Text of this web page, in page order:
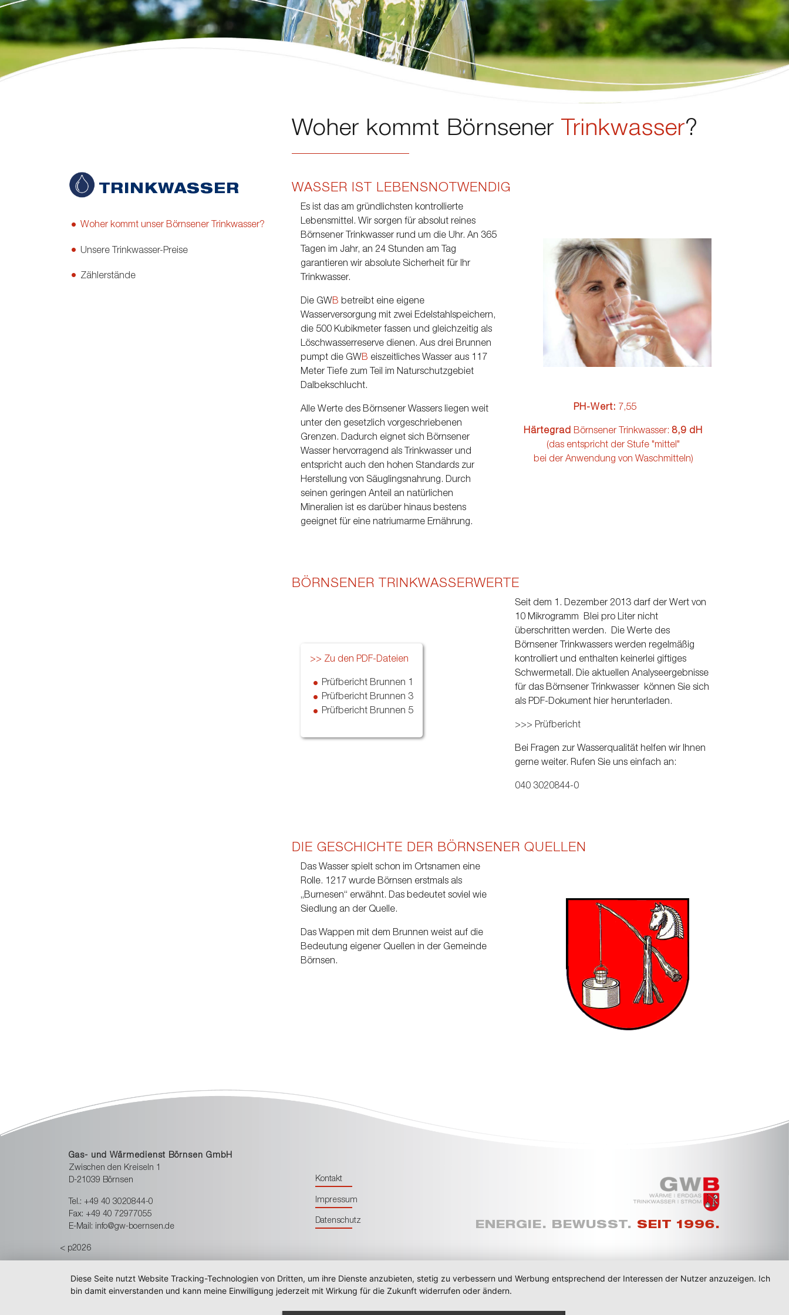
Woher kommt Börnsener Trinkwasser?
TRINKWASSER
Woher kommt unser Börnsener Trinkwasser?
Unsere Trinkwasser-Preise
Zählerstände
WASSER IST LEBENSNOTWENDIG
Es ist das am gründlichsten kontrollierte
Lebensmittel. Wir sorgen für absolut reines
Börnsener Trinkwasser rund um die Uhr. An 365
Tagen im Jahr, an 24 Stunden am Tag
garantieren wir absolute Sicherheit für Ihr
Trinkwasser.
Die GWB betreibt eine eigene
Wasserversorgung mit zwei Edelstahlspeichern,
die 500 Kubikmeter fassen und gleichzeitig als
Löschwasserreserve dienen. Aus drei Brunnen
pumpt die GWB eiszeitliches Wasser aus 117
Meter Tiefe zum Teil im Naturschutzgebiet
Dalbekschlucht.
Alle Werte des Börnsener Wassers liegen weit
unter den gesetzlich vorgeschriebenen
Grenzen. Dadurch eignet sich Börnsener
Wasser hervorragend als Trinkwasser und
entspricht auch den hohen Standards zur
Herstellung von Säuglingsnahrung. Durch
seinen geringen Anteil an natürlichen
Mineralien ist es darüber hinaus bestens
geeignet für eine natriumarme Ernährung.
PH-Wert: 7,55
Härtegrad Börnsener Trinkwasser: 8,9 dH
(das entspricht der Stufe "mittel"
bei der Anwendung von Waschmitteln)
BÖRNSENER TRINKWASSERWERTE
>> Zu den PDF-Dateien
Prüfbericht Brunnen 1
Prüfbericht Brunnen 3
Prüfbericht Brunnen 5
Seit dem 1. Dezember 2013 darf der Wert von
10 Mikrogramm Blei pro Liter nicht
überschritten werden. Die Werte des
Börnsener Trinkwassers werden regelmäßig
kontrolliert und enthalten keinerlei giftiges
Schwermetall. Die aktuellen Analyseergebnisse
für das Börnsener Trinkwasser können Sie sich
als PDF-Dokument hier herunterladen.
>>> Prüfbericht
Bei Fragen zur Wasserqualität helfen wir Ihnen
gerne weiter. Rufen Sie uns einfach an:
040 3020844-0
DIE GESCHICHTE DER BÖRNSENER QUELLEN
Das Wasser spielt schon im Ortsnamen eine
Rolle. 1217 wurde Börnsen erstmals als
„Burnesen“ erwähnt. Das bedeutet soviel wie
Siedlung an der Quelle.
Das Wappen mit dem Brunnen weist auf die
Bedeutung eigener Quellen in der Gemeinde
Börnsen.
Gas- und Wärmedienst Börnsen GmbH
Zwischen den Kreiseln 1
D-21039 Börnsen
Tel.: +49 40 3020844-0
Fax: +49 40 72977055
E-Mail: info@gw-boernsen.de
Kontakt
Impressum
Datenschutz ENERGIE. BEWUSST. SEIT 1996.
< p2026
Diese Seite nutzt Website Tracking-Technologien von Dritten, um ihre Dienste anzubieten, stetig zu verbessern und Werbung entsprechend der Interessen der Nutzer anzuzeigen. Ich
bin damit einverstanden und kann meine Einwilligung jederzeit mit Wirkung für die Zukunft widerrufen oder ändern.